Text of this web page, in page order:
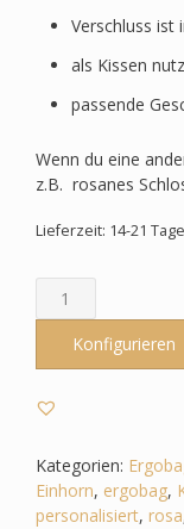
Verschluss ist
als Kissen
passende
Wenn du eine
z.B. rosanes
Lieferzeit: 14-21 Tage
Schultüte
passend
Ergobag
Subärkraft
Einhorn
3D
Mähne,
Konfigurieren
Kategorien:
Einhorn, ergobag,
personalisiert, rosa